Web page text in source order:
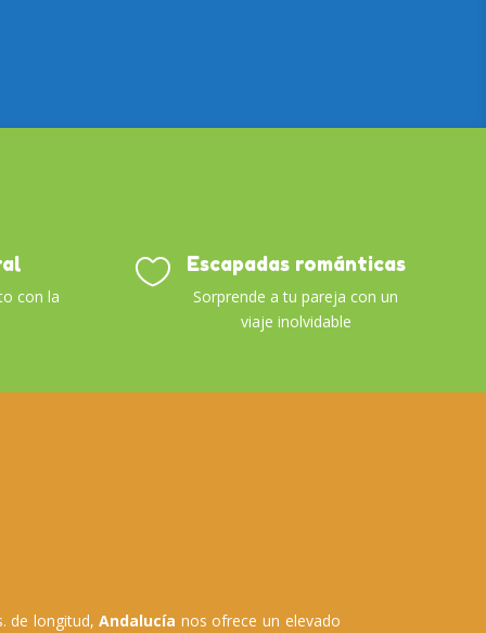
con la
 Escapadas románticas
Sorprende a tu pareja con un
viaje inolvidable
de longitud,Andalucía nos ofrece un elevado